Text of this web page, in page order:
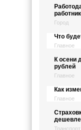
Город
Что
Главное
К осени
рублей
Главное
Как
Главное
дешевле
Транспорт